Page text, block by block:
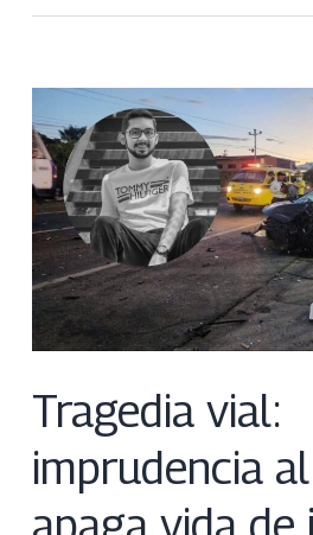
Tragedia vial:
imprudencia
apaga vida de